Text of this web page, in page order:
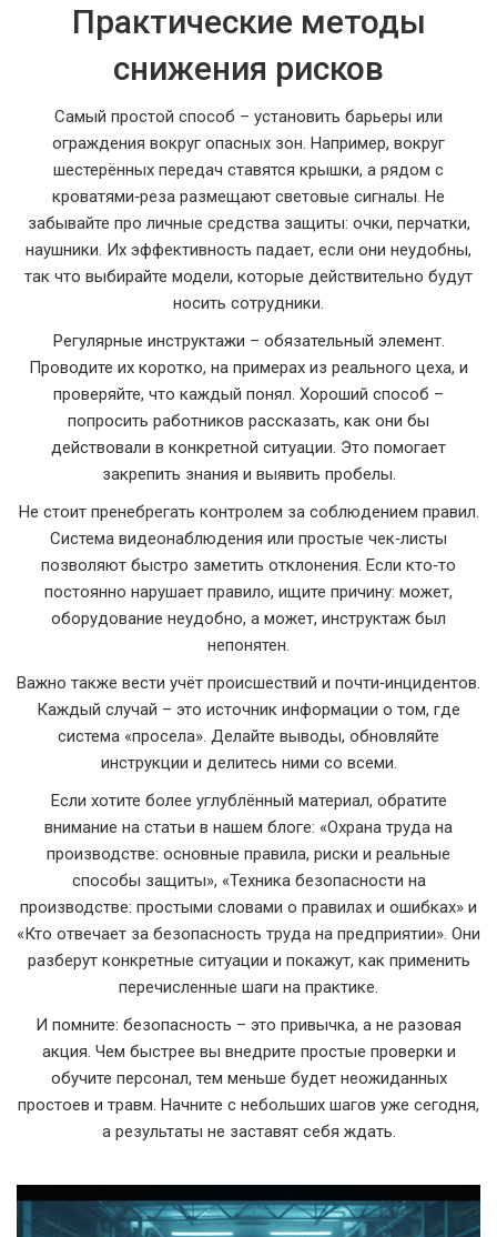
Практические методы
снижения рисков
Самый простой способ – установить барьеры или
ограждения вокруг опасных зон. Например, вокруг
шестерённых передач ставятся крышки, а рядом с
кроватями‑реза размещают световые сигналы. Не
забывайте про личные средства защиты: очки, перчатки,
наушники. Их эффективность падает, если они неудобны,
так что выбирайте модели, которые действительно будут
носить сотрудники.
Регулярные инструктажи – обязательный элемент.
Проводите их коротко, на примерах из реального цеха, и
проверяйте, что каждый понял. Хороший способ –
попросить работников рассказать, как они бы
действовали в конкретной ситуации. Это помогает
закрепить знания и выявить пробелы.
Не стоит пренебрегать контролем за соблюдением правил.
Система видеонаблюдения или простые чек‑листы
позволяют быстро заметить отклонения. Если кто‑то
постоянно нарушает правило, ищите причину: может,
оборудование неудобно, а может, инструктаж был
непонятен.
Важно также вести учёт происшествий и почти‑инцидентов.
Каждый случай – это источник информации о том, где
система «просела». Делайте выводы, обновляйте
инструкции и делитесь ними со всеми.
Если хотите более углублённый материал, обратите
внимание на статьи в нашем блоге: «Охрана труда на
производстве: основные правила, риски и реальные
способы защиты», «Техника безопасности на
производстве: простыми словами о правилах и ошибках» и
«Кто отвечает за безопасность труда на предприятии». Они
разберут конкретные ситуации и покажут, как применить
перечисленные шаги на практике.
И помните: безопасность – это привычка, а не разовая
акция. Чем быстрее вы внедрите простые проверки и
обучите персонал, тем меньше будет неожиданных
простоев и травм. Начните с небольших шагов уже сегодня,
а результаты не заставят себя ждать.